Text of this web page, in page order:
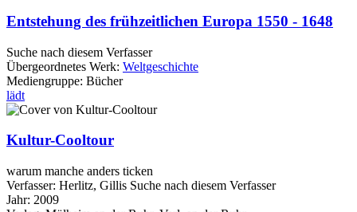
Entstehung des frühzeitlichen Europa 1550 - 1648
Suche nach diesem Verfasser
Übergeordnetes Werk: Weltgeschichte
Mediengruppe: Bücher
lädt
Kultur-Cooltour
warum manche anders ticken
Verfasser: Herlitz, Gillis Suche nach diesem Verfasser
Jahr: 2009